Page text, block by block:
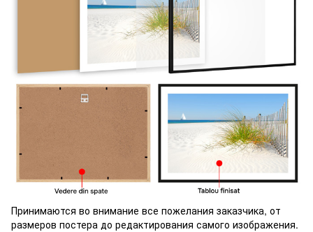
Принимаются во внимание все пожелания заказчика, от
размеров постера до редактирования самого изображения.